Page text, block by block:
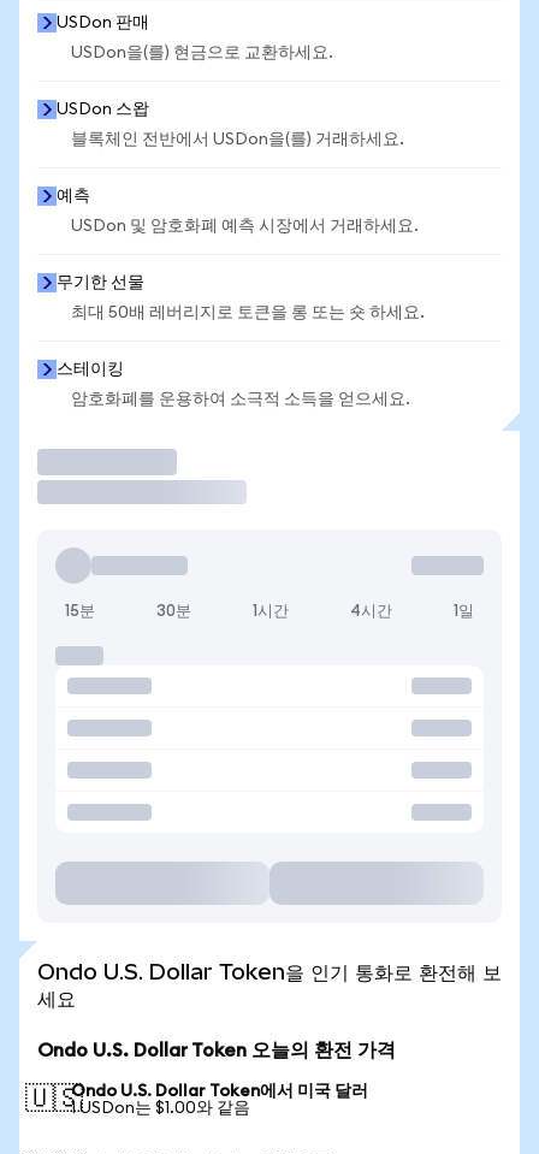
USDon 판매
USDon을(를) 현금으로 교환하세요.
USDon 스왑
블록체인 전반에서 USDon을(를) 거래하세요.
예측
USDon 및 암호화폐 예측 시장에서 거래하세요.
무기한 선물
최대 50배 레버리지로 토큰을 롱 또는 숏 하세요.
스테이킹
암호화폐를 운용하여 소극적 소득을 얻으세요.
15분 30분 1시간 4시간 1일
Ondo U.S. Dollar Token을 인기 통화로 환전해 보
세요
Ondo U.S. Dollar Token 오늘의 환전 가격
🇺🇸Ondo U.S. Dollar Token에서 미국 달러
1 USDon는 $1.00와 같음